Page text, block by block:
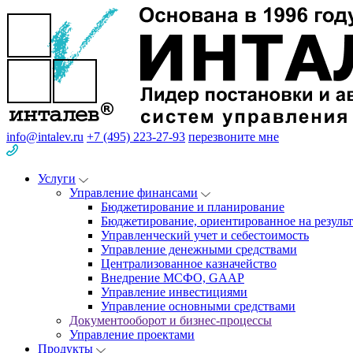
info@intalev.ru +7 (495) 223-27-93 перезвоните мне
Услуги
Управление финансами
Бюджетирование и планирование
Бюджетирование, ориентированное на
Управленческий учет и себестоимость
Управление денежными средствами
Централизованное казначейство
Внедрение МСФО, GAAP
Управление инвестициями
Управление основными средствами
Документооборот и бизнес-процессы
Управление проектами
Продукты